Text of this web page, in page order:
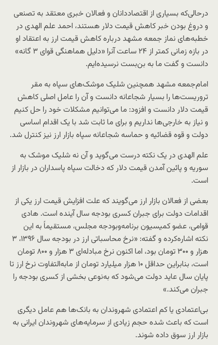
درحالی‌که بسیاری از اقتصاددانان و فعالان خبری معتقد به تصنعی
و دروغ بودن خبر کاهش قیمت دلار هستند، احمد علم الهدی در
خطبه‌های نماز جمعه مشهد درباره کاهش قیمت ارز به اعتقاد او
در بازه زمانی کمتر از ۲۴ ساعت آنرا «دلیل هماهنگی قوای ۳ گانه»
دانست و گفت ما به بن‌بست نرسیده‌ایم.
امام‌جمعه مشهد همچنین شلیک موشک‌های سپاه به مقر
تروریست‌ها را بسیار شجاعانه دانست و آن را عامل اصلی کاهش
قیمت دلار دانست و افزود: ما می‌توانیم مشکلات خود را حل کنیم
و نیاز به خارجی‌ها نداریم و برای ما ثابت شد با یک اقدام اساسی
دولت و قوه قضائیه و حماسه شجاعانه سپاه بازار ارز نیز کنترل شد.
علم الهدی در یک نکته درست می‌گوید و آن نه شلیک موشک به
سوریه و پائین آمدن قیمت دلار که دخالت سپاه پاسداران در بازار از
است.
بعضی از فعالان بازار ارز می‌گویند که علت افزایش قیمت ارز یکی از
اقدامات دولت برای جبران کسری بودجه سال آینده است. هادی
قوامی، عضو کمیسیون برنامه‌وبودجه مجلس، مستقیماً به این
نکته اشاره‌کرده و گفته: «نرخ محاسباتی ارز در بودجه سال ۱۳۹۶، ۳
هزار و ۳۰۰ تومان بود، اما اکنون نرخ مبادله‌ای ۳ هزار و ۸۰۰ تومان
است، بنابراین حداقل ۱۰ هزار میلیارد تومان از مابه‌التفاوت نرخ ارز تا
پایان سال عاید دولت می‌شود که به‌نوعی بخشی از کسری بودجه را
جبران می‌کند.»
بی‌اعتمادی یا کم اعتمادی شهروندان به بانک‌ها هم عامل دیگری
است که باعث شده حجم زیادی از سرمایه‌های شهروندان ایرانی به
بازار ارز سوق داده شوند.